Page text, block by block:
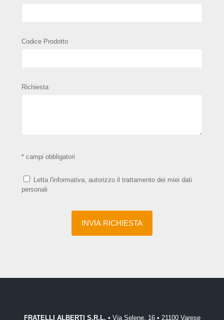
Codice Prodotto
Richiesta
* campi obbligatori
Letta l'informativa, autorizzo il trattamento dei miei dati
personali
FRATELLI ALBERTI S.R.L. • Via Selene, 16 • 21100 Varese